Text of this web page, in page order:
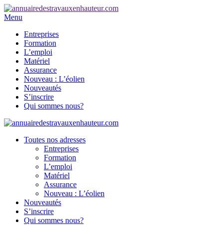
Menu
Entreprises
Formation
L’emploi
Matériel
Assurance
Nouveau : L’éolien
Nouveautés
S’inscrire
Qui sommes nous?
Toutes nos adresses
Entreprises
Formation
L’emploi
Matériel
Assurance
Nouveau : L’éolien
Nouveautés
S’inscrire
Qui sommes nous?